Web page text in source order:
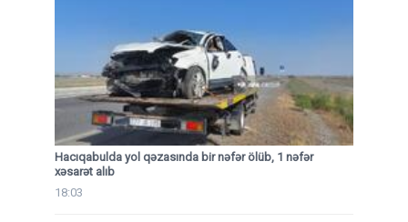
Hacıqabulda yol qəzasında bir nəfər ölüb, 1 nəfər
xəsarət alıb
18:03